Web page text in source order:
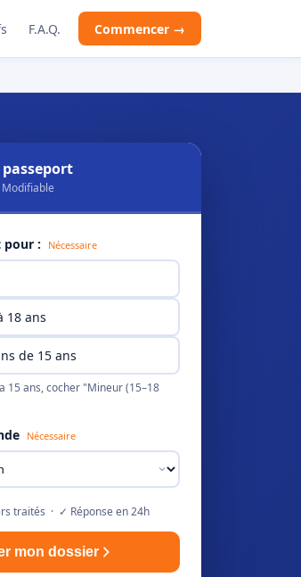
F.A.Q. Commencer →
passeport
pour : Nécessaire
18 ans
de 15 ans
15 ans, cocher "Mineur (15–18
Nécessaire
traités · ✓ Réponse en 24h
mon dossier